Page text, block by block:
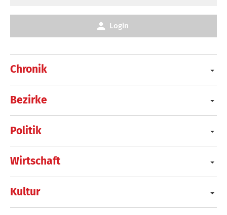
Chronik
Bezirke
Politik
Wirtschaft
Kultur
Login